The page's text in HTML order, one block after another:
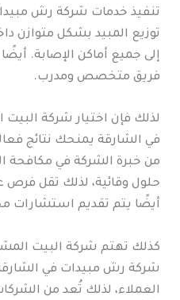
تنفيذ خدمات شركة رش
توزيع المبيد بشكل متوازن
إلى جميع أماكن الإصابة.
فريق متخصص ومدرب.
لذلك فإن اختيار شركة
في الشارقة يمنحك نتائج
من خبرة الشركة في مكافحة
حلول وقائية، لذلك تقل فرص
أيضًا يتم تقديم استشارات
كذلك تهتم شركة البيت
شركة رش مبيدات في
العملاء، لذلك تُعد من